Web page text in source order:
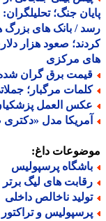
صعود هزار دلاری
مرکزی
برق گران شده
مرگبار؛
العمل پزشکیان
مدل «دکتری
داغ:
پرسپولیس
های لیگ برتر
ناخالص داخلی
و تراکتور